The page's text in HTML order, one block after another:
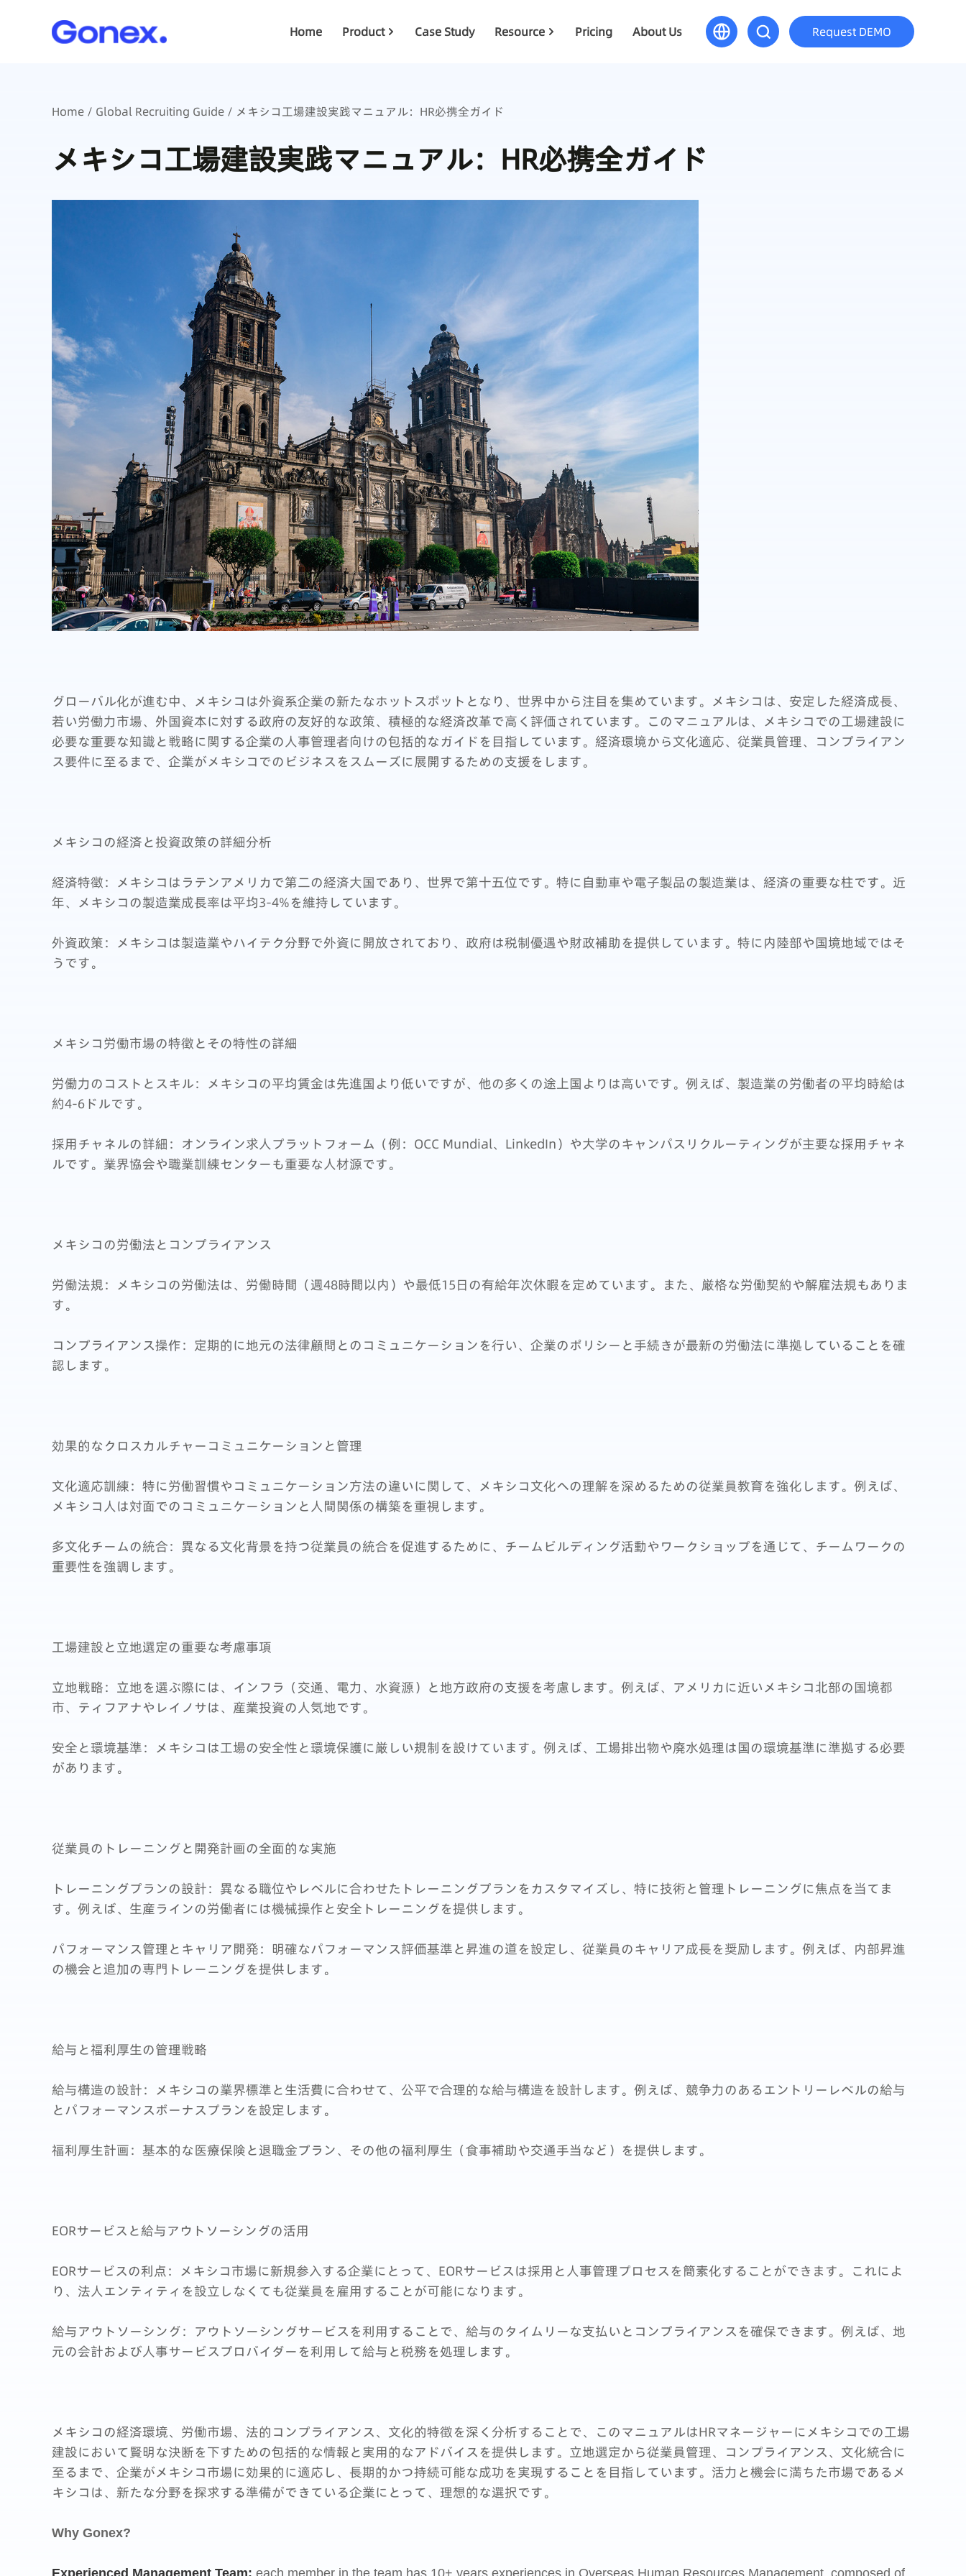
Home Product Case Study Resource Pricing About Us Request DEMO
Home / Global Recruiting Guide / メキシコ工場建設実践マニュアル：HR必携全ガイド
メキシコ工場建設実践マニュアル：HR必携全ガイド
グローバル化が進む中、メキシコは外資系企業の新たなホットスポットとなり、世界中から注目を集めています。メキシコは、安定した経済成長、
若い労働力市場、外国資本に対する政府の友好的な政策、積極的な経済改革で高く評価されています。このマニュアルは、メキシコでの工場建設に
必要な重要な知識と戦略に関する企業の人事管理者向けの包括的なガイドを目指しています。経済環境から文化適応、従業員管理、コンプライアン
ス要件に至るまで、企業がメキシコでのビジネスをスムーズに展開するための支援をします。
メキシコの経済と投資政策の詳細分析
経済特徴：メキシコはラテンアメリカで第二の経済大国であり、世界で第十五位です。特に自動車や電子製品の製造業は、経済の重要な柱です。近
年、メキシコの製造業成長率は平均3-4%を維持しています。
外資政策：メキシコは製造業やハイテク分野で外資に開放されており、政府は税制優遇や財政補助を提供しています。特に内陸部や国境地域ではそ
うです。
メキシコ労働市場の特徴とその特性の詳細
労働力のコストとスキル：メキシコの平均賃金は先進国より低いですが、他の多くの途上国よりは高いです。例えば、製造業の労働者の平均時給は
約4-6ドルです。
採用チャネルの詳細：オンライン求人プラットフォーム（例：OCC Mundial、LinkedIn）や大学のキャンパスリクルーティングが主要な採用チャネ
ルです。業界協会や職業訓練センターも重要な人材源です。
メキシコの労働法とコンプライアンス
労働法規：メキシコの労働法は、労働時間（週48時間以内）や最低15日の有給年次休暇を定めています。また、厳格な労働契約や解雇法規もありま
す。
コンプライアンス操作：定期的に地元の法律顧問とのコミュニケーションを行い、企業のポリシーと手続きが最新の労働法に準拠していることを確
認します。
効果的なクロスカルチャーコミュニケーションと管理
文化適応訓練：特に労働習慣やコミュニケーション方法の違いに関して、メキシコ文化への理解を深めるための従業員教育を強化します。例えば、
メキシコ人は対面でのコミュニケーションと人間関係の構築を重視します。
多文化チームの統合：異なる文化背景を持つ従業員の統合を促進するために、チームビルディング活動やワークショップを通じて、チームワークの
重要性を強調します。
工場建設と立地選定の重要な考慮事項
立地戦略：立地を選ぶ際には、インフラ（交通、電力、水資源）と地方政府の支援を考慮します。例えば、アメリカに近いメキシコ北部の国境都
市、ティフアナやレイノサは、産業投資の人気地です。
安全と環境基準：メキシコは工場の安全性と環境保護に厳しい規制を設けています。例えば、工場排出物や廃水処理は国の環境基準に準拠する必要
があります。
従業員のトレーニングと開発計画の全面的な実施
トレーニングプランの設計：異なる職位やレベルに合わせたトレーニングプランをカスタマイズし、特に技術と管理トレーニングに焦点を当てま
す。例えば、生産ラインの労働者には機械操作と安全トレーニングを提供します。
パフォーマンス管理とキャリア開発：明確なパフォーマンス評価基準と昇進の道を設定し、従業員のキャリア成長を奨励します。例えば、内部昇進
の機会と追加の専門トレーニングを提供します。
給与と福利厚生の管理戦略
給与構造の設計：メキシコの業界標準と生活費に合わせて、公平で合理的な給与構造を設計します。例えば、競争力のあるエントリーレベルの給与
とパフォーマンスボーナスプランを設定します。
福利厚生計画：基本的な医療保険と退職金プラン、その他の福利厚生（食事補助や交通手当など）を提供します。
EORサービスと給与アウトソーシングの活用
EORサービスの利点：メキシコ市場に新規参入する企業にとって、EORサービスは採用と人事管理プロセスを簡素化することができます。これによ
り、法人エンティティを設立しなくても従業員を雇用することが可能になります。
給与アウトソーシング：アウトソーシングサービスを利用することで、給与のタイムリーな支払いとコンプライアンスを確保できます。例えば、地
元の会計および人事サービスプロバイダーを利用して給与と税務を処理します。
メキシコの経済環境、労働市場、法的コンプライアンス、文化的特徴を深く分析することで、このマニュアルはHRマネージャーにメキシコでの工場
建設において賢明な決断を下すための包括的な情報と実用的なアドバイスを提供します。立地選定から従業員管理、コンプライアンス、文化統合に
至るまで、企業がメキシコ市場に効果的に適応し、長期的かつ持続可能な成功を実現することを目指しています。活力と機会に満ちた市場であるメ
キシコは、新たな分野を探求する準備ができている企業にとって、理想的な選択です。
Why Gonex?
Experienced Management Team: each member in the team has 10+ years experiences in Overseas Human Resources Management, composed of